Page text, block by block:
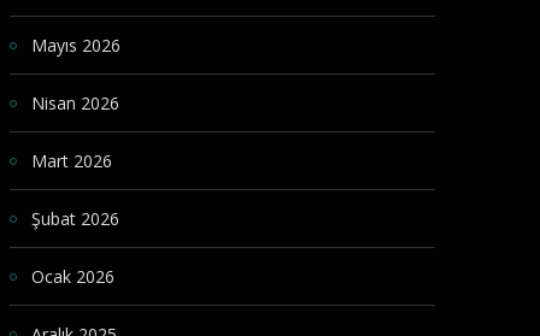
Mayıs 2026
Nisan 2026
Mart 2026
Şubat 2026
Ocak 2026